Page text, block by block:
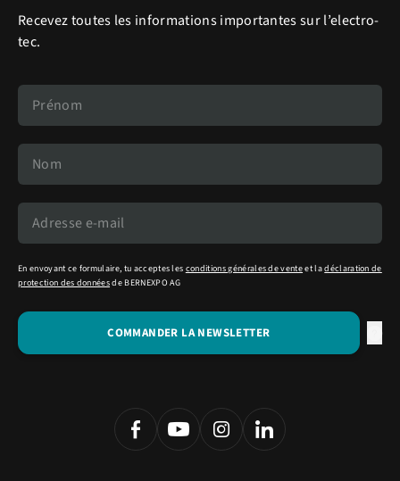
Recevez toutes les informations importantes sur l’electro-
tec.
En envoyant ce formulaire, tu acceptes les conditions générales de venteet ladéclaration de
protection des donnéesde BERNEXPO AG